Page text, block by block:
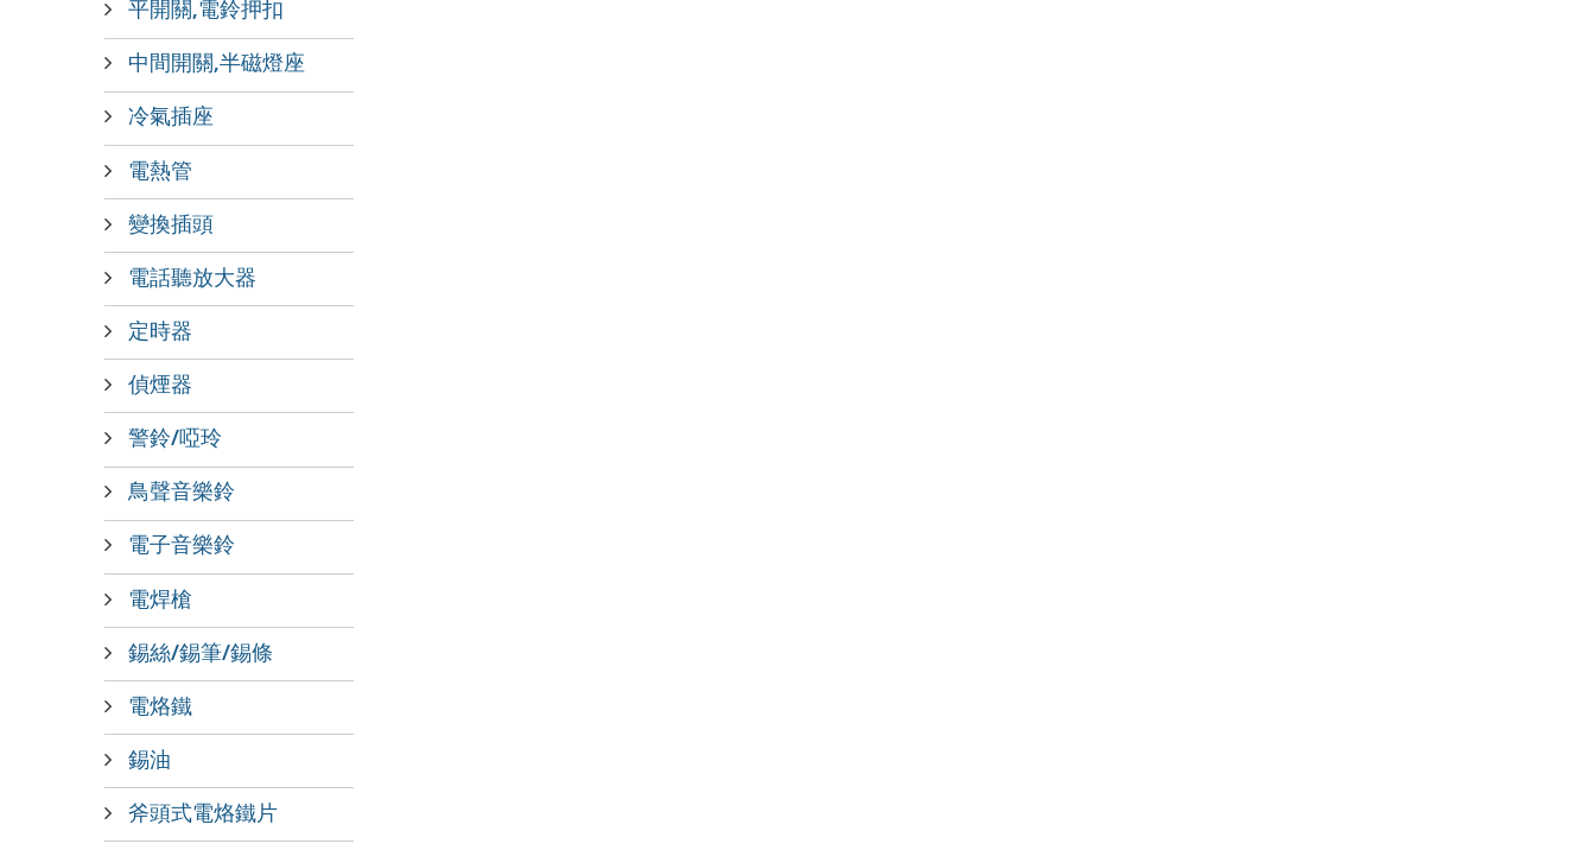
平開關,電鈴押扣
中間開關,半磁燈座
冷氣插座
電熱管
變換插頭
電話聽放大器
定時器
偵煙器
警鈴/啞玲
鳥聲音樂鈴
電子音樂鈴
電焊槍
錫絲/錫筆/錫條
電烙鐵
錫油
斧頭式電烙鐵片